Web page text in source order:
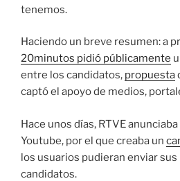
tenemos.
Haciendo un breve resumen: a
20minutos pidió públicamente
entre los candidatos, propuesta
captó el apoyo de medios,
Hace unos días, RTVE
Youtube, por el que creaba un
los usuarios pudieran enviar
candidatos.